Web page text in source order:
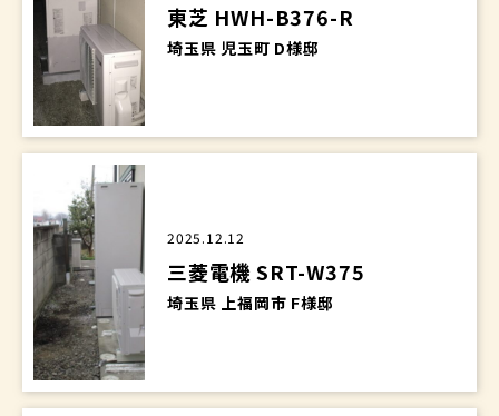
東芝 HWH-B376-R
埼玉県 児玉町 D様邸
2025.12.12
三菱電機 SRT-W375
埼玉県 上福岡市 F様邸